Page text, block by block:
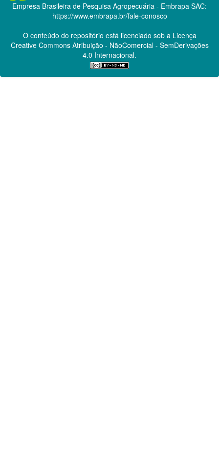
Empresa Brasileira de Pesquisa Agropecuária - Embrapa SAC:
https://www.embrapa.br/fale-conosco
O conteúdo do repositório está licenciado sob a Licença
Creative CommonsAtribuição - NãoComercial - SemDerivações
4.0 Internacional.